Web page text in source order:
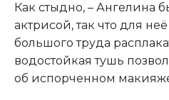
Как стыдно, – Ангелина
актрисой, так что для
большого труда
водостойкая тушь
об испорченном